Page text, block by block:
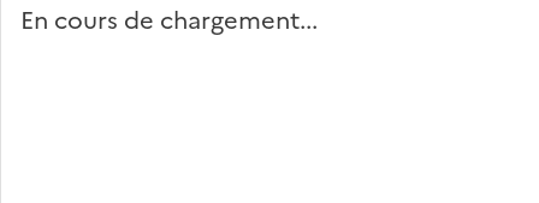
En cours de chargement...